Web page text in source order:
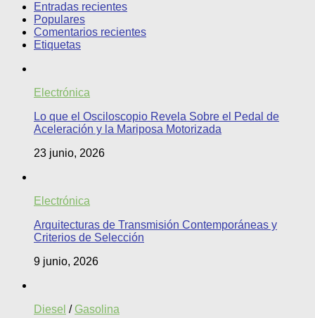
Entradas recientes
Populares
Comentarios recientes
Etiquetas
Electrónica
Lo que el Osciloscopio Revela Sobre el Pedal de
Aceleración y la Mariposa Motorizada
23 junio, 2026
Electrónica
Arquitecturas de Transmisión Contemporáneas y
Criterios de Selección
9 junio, 2026
Diesel / Gasolina